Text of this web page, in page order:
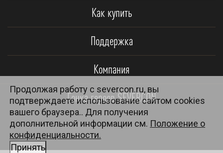
Как купить
Поддержка
Компания
Гонка героев SEVERCON
Продолжая работу с severcon.ru, вы
подтверждаете использование сайтом cookies
вашего браузера.. Для получения
дополнительной информации см. Положение о
конфиденциальности.
Принять